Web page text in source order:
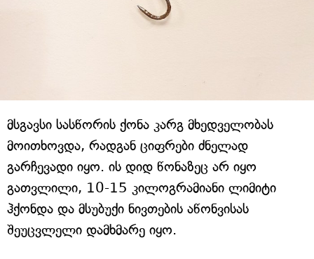
მსგავსი სასწორის ქონა კარგ მხედველობას
მოითხოვდა, რადგან ციფრები ძნელად
გარჩევადი იყო. ის დიდ წონაზეც არ იყო
გათვლილი, 10-15 კილოგრამიანი ლიმიტი
ჰქონდა და მსუბუქი ნივთების აწონვისას
შეუცვლელი დამხმარე იყო.